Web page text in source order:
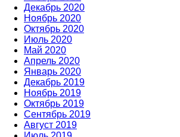
Декабрь 2020
Ноябрь 2020
Октябрь 2020
Июль 2020
Май 2020
Апрель 2020
Январь 2020
Декабрь 2019
Ноябрь 2019
Октябрь 2019
Сентябрь 2019
Август 2019